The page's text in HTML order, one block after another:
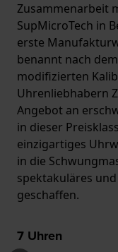
Zusammenarbeit
SupMicroTech in
erste
benannt nach
modifizierten
Uhrenliebhabern
Angebot an
in dieser
einzigartiges
in die
spektakuläres
geschaffen.
7 Uhren